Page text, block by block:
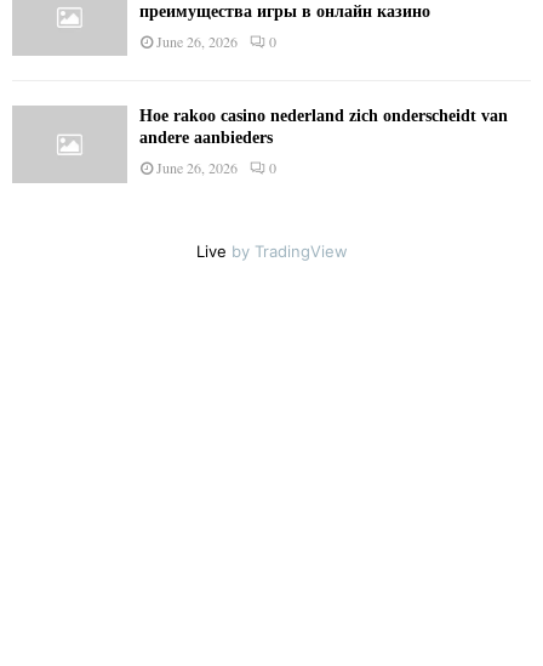
преимущества игры в онлайн казино
June 26, 2026 0
Hoe rakoo casino nederland zich onderscheidt van
andere aanbieders
June 26, 2026 0
Live by TradingView